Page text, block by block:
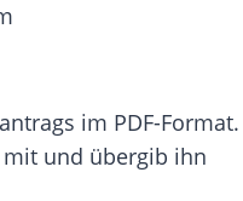
im PDF-Format.
mit und übergib ihn